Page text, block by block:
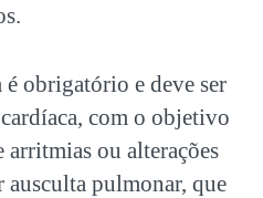
obrigatório e deve ser
com o objetivo
arritmias ou alterações
ausculta pulmonar, que